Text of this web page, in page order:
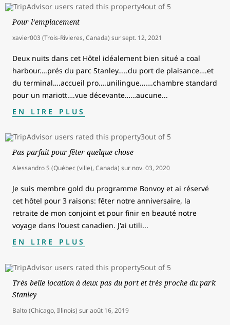
Pour l’emplacement
xavier003 (Trois-Rivieres, Canada) sursept. 12, 2021
Deux nuits dans cet Hôtel idéalement bien situé a coal
harbour….prés du parc Stanley…..du port de plaisance….et
du terminal….accueil pro….unilingue…….chambre standard
pour un mariott….vue décevante……aucune...
EN LIRE PLUS
Pas parfait pour fêter quelque chose
Alessandro S (Québec (ville), Canada) sur nov. 03, 2020
Je suis membre gold du programme Bonvoy et ai réservé
cet hôtel pour 3 raisons: fêter notre anniversaire, la
retraite de mon conjoint et pour finir en beauté notre
voyage dans l'ouest canadien. J'ai utili...
EN LIRE PLUS
Très belle location à deux pas du port et très proche du park
Stanley
Balto (Chicago, Illinois) suraoût 16, 2019